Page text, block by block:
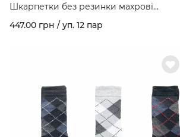
Шкарпетки без резинки махрові
медичні варикозні з малюноком арт. 153
447.00 грн / уп. 12 пар